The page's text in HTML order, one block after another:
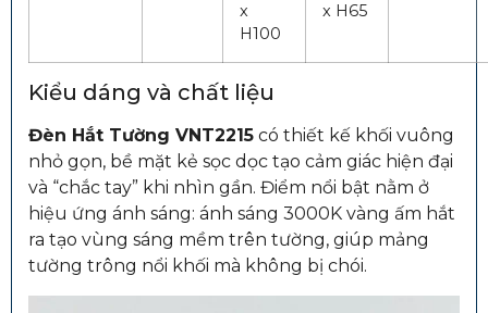
x
H100
x H65
Kiểu dáng và chất liệu
Đèn Hắt Tường VNT2215 có thiết kế khối vuông
nhỏ gọn, bề mặt kẻ sọc dọc tạo cảm giác hiện đại
và “chắc tay” khi nhìn gần. Điểm nổi bật nằm ở
hiệu ứng ánh sáng: ánh sáng 3000K vàng ấm hắt
ra tạo vùng sáng mềm trên tường, giúp mảng
tường trông nổi khối mà không bị chói.